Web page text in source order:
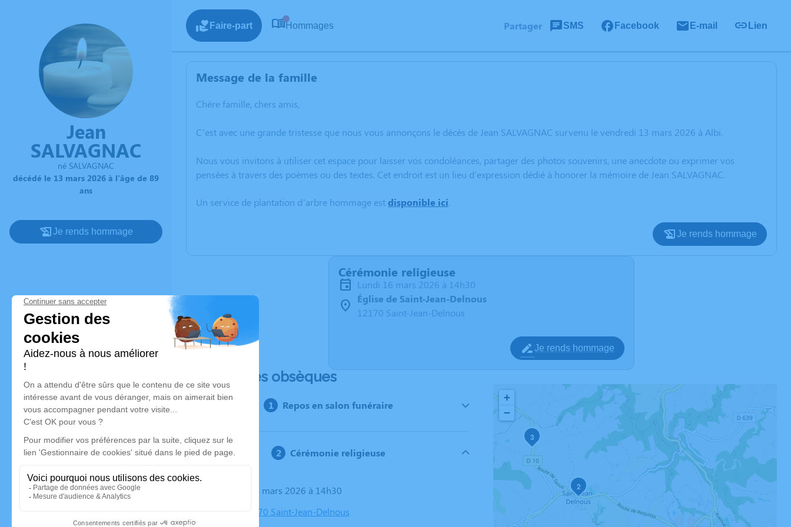
Jean
SALVAGNAC
né SALVAGNAC
décédé le 13 mars 2026 à l'âge de 89
ans
Je rends hommage
Faire-part Hommages Partager SMS Facebook E-mail Lien
Message de la famille
Chère famille, chers amis,
C’est avec une grande tristesse que nous vous annonçons le décès de Jean SALVAGNAC survenu le vendredi 13 mars 2026 à Albi.
Nous vous invitons à utiliser cet espace pour laisser vos condoléances, partager des photos souvenirs, une anecdote ou exprimer vos
pensées à travers des poèmes ou des textes. Cet endroit est un lieu d'expression dédié à honorer la mémoire de Jean SALVAGNAC.
Un service de plantation d’arbre hommage estdisponible ici.
Je rends hommage
Cérémonie religieuse
lundi 16 mars 2026 à 14h30
Église de Saint-Jean-Delnous
12170 Saint-Jean-Delnous
Je rends hommage
Déroulé des obsèques
Repos en salon funéraire
Cérémonie religieuse
Le lundi 16 mars 2026 à 14h30
Église, 12170 Saint-Jean-Delnous
2
3
+
−